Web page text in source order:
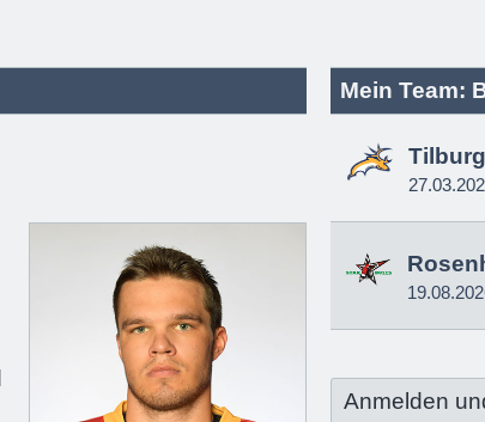
Mein Team:
Tilburg
Anmelden